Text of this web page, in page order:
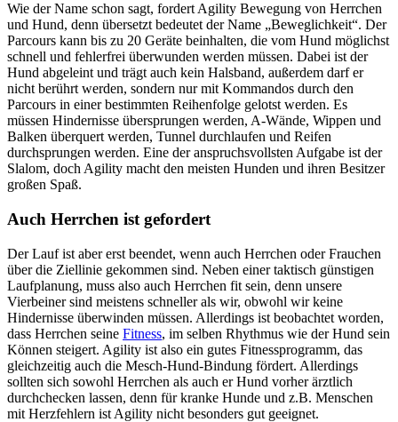
Wie der Name schon sagt, fordert Agility Bewegung von Herrchen
und Hund, denn übersetzt bedeutet der Name „Beweglichkeit“. Der
Parcours kann bis zu 20 Geräte beinhalten, die vom Hund möglichst
schnell und fehlerfrei überwunden werden müssen. Dabei ist der
Hund abgeleint und trägt auch kein Halsband, außerdem darf er
nicht berührt werden, sondern nur mit Kommandos durch den
Parcours in einer bestimmten Reihenfolge gelotst werden. Es
müssen Hindernisse übersprungen werden, A-Wände, Wippen und
Balken überquert werden, Tunnel durchlaufen und Reifen
durchsprungen werden. Eine der anspruchsvollsten Aufgabe ist der
Slalom, doch Agility macht den meisten Hunden und ihren Besitzer
großen Spaß.
Auch Herrchen ist gefordert
Der Lauf ist aber erst beendet, wenn auch Herrchen oder Frauchen
über die Ziellinie gekommen sind. Neben einer taktisch günstigen
Laufplanung, muss also auch Herrchen fit sein, denn unsere
Vierbeiner sind meistens schneller als wir, obwohl wir keine
Hindernisse überwinden müssen. Allerdings ist beobachtet worden,
dass Herrchen seine Fitness, im selben Rhythmus wie der Hund sein
Können steigert. Agility ist also ein gutes Fitnessprogramm, das
gleichzeitig auch die Mesch-Hund-Bindung fördert. Allerdings
sollten sich sowohl Herrchen als auch er Hund vorher ärztlich
durchchecken lassen, denn für kranke Hunde und z.B. Menschen
mit Herzfehlern ist Agility nicht besonders gut geeignet.